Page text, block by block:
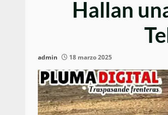
Hallan
admin 18 marzo 2025